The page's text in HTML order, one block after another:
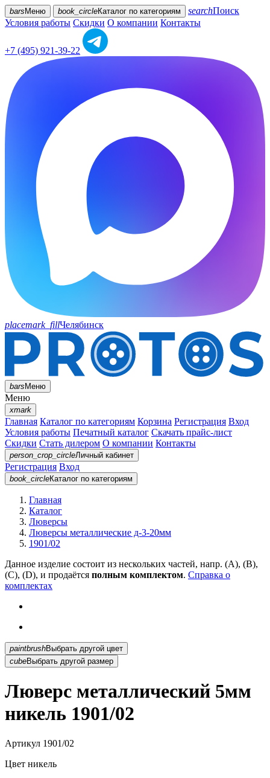
bars Меню book_circleКаталог по категориям searchПоиск
Условия работы Скидки О компании Контакты
+7 (495) 921-39-22
placemark_fillЧелябинск
barsМеню
Меню
xmark
Главная Каталог по категориям Корзина Регистрация Вход
Условия работы Печатный каталог Скачать прайс-лист
Скидки Стать дилером О компании Контакты
person_crop_circleЛичный кабинет
Регистрация Вход
book_circleКаталог по категориям
Главная
Каталог
Люверсы
Люверсы металлические д-3-20мм
1901/02
Данное изделие состоит из нескольких частей, напр. (А), (B),
(С), (D), и продаётся полным комплектом. Справка о
комплектах
paintbrush
Выбрать другой цвет
cubeВыбрать другой размер
Люверс металлический 5мм
никель 1901/02
Артикул 1901/02
Цвет никель